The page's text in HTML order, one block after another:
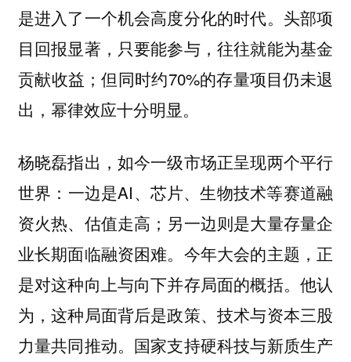
是进入了一个机会高度分化的时代。头部项
目回报显著，只要能参与，往往就能为基金
贡献收益；但同时约70%的存量项目仍未退
出，幂律效应十分明显。
杨晓磊指出，如今一级市场正呈现两个平行
世界：一边是AI、芯片、生物技术等赛道融
资火热、估值走高；另一边则是大量存量企
业长期面临融资困难。今年大会的主题，正
是对这种向上与向下并存局面的概括。他认
为，这种局面背后是政策、技术与资本三股
力量共同推动。国家支持硬科技与新质生产